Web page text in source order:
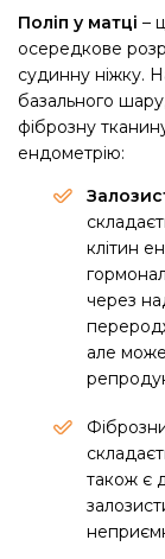
Поліп у матці –
осередкове
судинну ніжку.
базального
фіброзну
ендометрію:
клітин
через
але
також є